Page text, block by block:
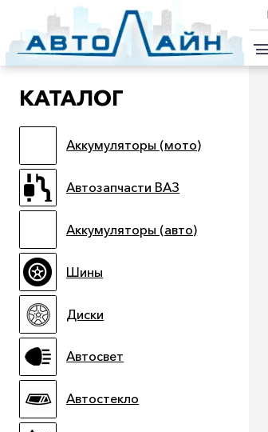
КАТЕГОРИИ ТОВАРОВ
Аккумуляторы (мото) Автозапчасти ВАЗ
Прицепы
Иномарки
Электроинструмент и оснастка
КАТАЛОГ
Аккумуляторы (мото)
Автозапчасти ВАЗ
Аккумуляторы (авто)
Шины
Диски
Автосвет
Автостекло